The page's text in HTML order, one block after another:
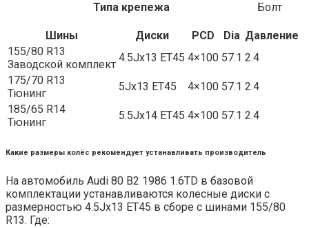
Типа крепежа
Болт
Шины Диски PCD Dia Давление
155/80 R13
Заводской комплект
4.5Jx13 ET45 4×100 57.1 2.4
175/70 R13
Тюнинг
5Jx13 ET45 4×100 57.1 2.4
185/65 R14
Тюнинг
5.5Jx14 ET45 4×100 57.1 2.4
Какие размеры колёс рекомендует устанавливать производитель
На автомобиль Audi 80 B2 1986 1.6TD в базовой
комплектации устанавливаются колесные диски с
размерностью 4.5Jx13 ET45 в сборе с шинами 155/80
R13. Где: